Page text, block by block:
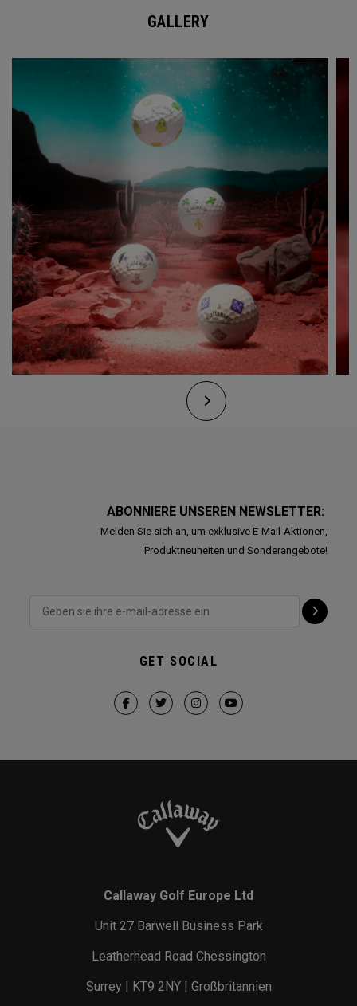
GALLERY
ABONNIERE UNSEREN NEWSLETTER:
Melden Sie sich an, um exklusive E-Mail-Aktionen,
Produktneuheiten und Sonderangebote!
GET SOCIAL
Callaway Golf Europe Ltd
Unit 27 Barwell Business Park
Leatherhead Road Chessington
Surrey | KT9 2NY | Großbritannien